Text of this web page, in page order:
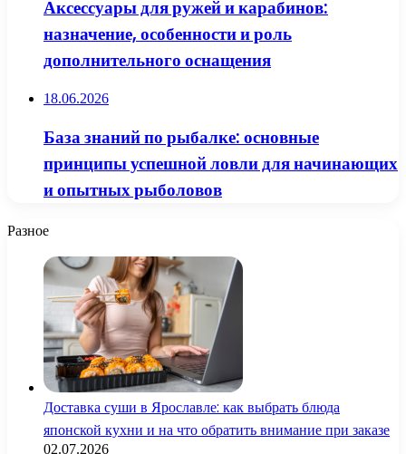
Аксессуары для ружей и карабинов:
назначение, особенности и роль
дополнительного оснащения
18.06.2026
База знаний по рыбалке: основные
принципы успешной ловли для начинающих
и опытных рыболовов
Разное
Доставка суши в Ярославле: как выбрать блюда
японской кухни и на что обратить внимание при заказе
02.07.2026